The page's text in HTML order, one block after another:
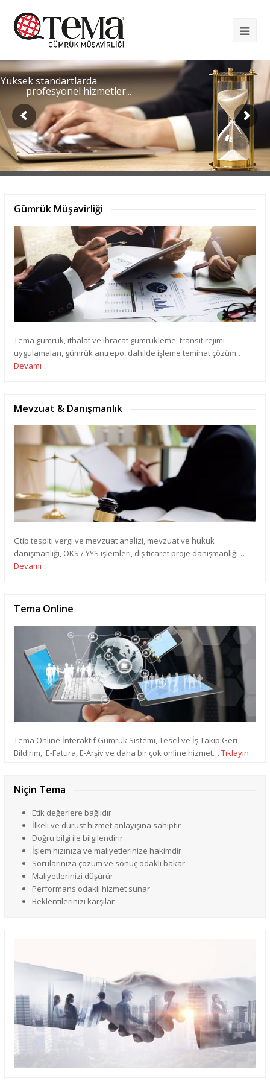
Yüksek standartlarda
profesyonel hizmetler...
Gümrük Müşavirliği
Tema gümrük, ithalat ve ihracat gümrükleme, transit rejimi
uygulamaları, gümrük antrepo, dahilde işleme teminat çözüm…
Devamı
Mevzuat & Danışmanlık
Gtip tespiti vergi ve mevzuat analizi, mevzuat ve hukuk
danışmanlığı, OKS / YYS işlemleri, dış ticaret proje danışmanlığı…
Devamı
Tema Online
Tema Online İnteraktif Gümrük Sistemi, Tescil ve İş Takip Geri
Bildirim, E-Fatura, E-Arşiv ve daha bir çok online hizmet…Tıklayın
Niçin Tema
Etik değerlere bağlıdır
İlkeli ve dürüst hizmet anlayışına sahiptir
Doğru bilgi ile bilgilendirir
İşlem hızınıza ve maliyetlerinize hakimdir
Sorularınıza çözüm ve sonuç odaklı bakar
Maliyetlerinizi düşürür
Performans odaklı hizmet sunar
Beklentilerinizi karşılar